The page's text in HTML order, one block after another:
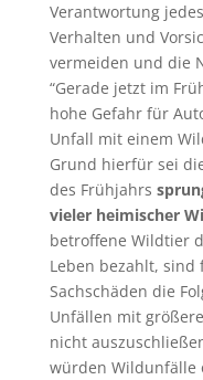
Verantwortung
Verhalten und
vermeiden und die
“Gerade jetzt im
hohe Gefahr für
Unfall mit einem
Grund hierfür sei
des Frühjahrs
vieler heimischer
betroffene Wildtier
Leben bezahlt, sind
Sachschäden die
Unfällen mit
nicht
würden Wildunfälle